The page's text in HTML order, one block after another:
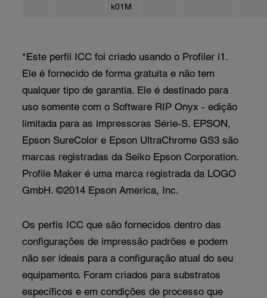
k01M
*Este perfil ICC foi criado usando o Profiler i1.
Ele é fornecido de forma gratuita e não tem
qualquer tipo de garantia. Ele é destinado para
uso somente com o Software RIP Onyx - edição
limitada para as impressoras Série-S. EPSON,
Epson SureColor e Epson UltraChrome GS3 são
marcas registradas da Seiko Epson Corporation.
Profile Maker é uma marca registrada da LOGO
GmbH. ©2014 Epson America, Inc.
Os perfis ICC que são fornecidos dentro das
configurações de impressão padrões e podem
não ser ideais para a configuração atual do seu
equipamento. Foram criados para substratos
específicos e em condições de processo que